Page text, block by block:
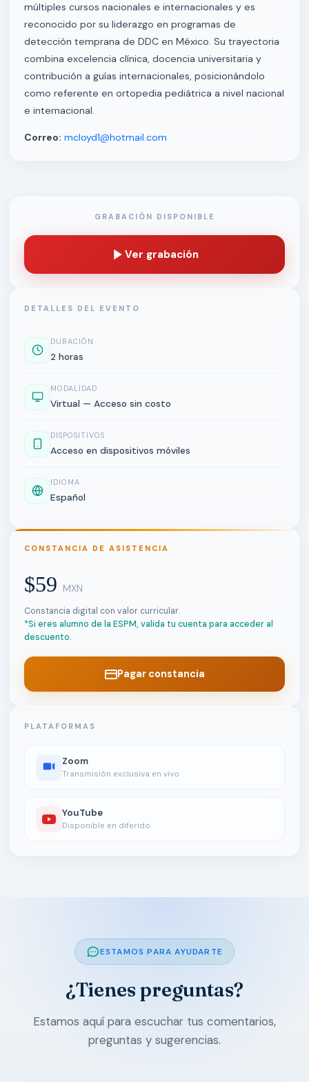
múltiples cursos nacionales e internacionales y es
reconocido por su liderazgo en programas de
detección temprana de DDC en México. Su trayectoria
combina excelencia clínica, docencia universitaria y
contribución a guías internacionales, posicionándolo
como referente en ortopedia pediátrica a nivel nacional
e internacional.
Correo: mcloyd1@hotmail.com
GRABACIÓN DISPONIBLE
Ver grabación
DETALLES DEL EVENTO
DURACIÓN
2 horas
MODALIDAD
Virtual — Acceso sin costo
DISPOSITIVOS
Acceso en dispositivos móviles
IDIOMA
Español
CONSTANCIA DE ASISTENCIA
$59 MXN
Constancia digital con valor curricular.
*Si eres alumno de la ESPM, valida tu cuenta para acceder al
descuento.
Pagar constancia
PLATAFORMAS
Zoom
Transmisión exclusiva en vivo
YouTube
Disponible en diferido
ESTAMOS PARA AYUDARTE
¿Tienes preguntas?
Estamos aquí para escuchar tus comentarios,
preguntas y sugerencias.